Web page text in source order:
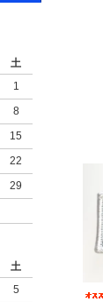
土
1
8
15
22
29
土
5